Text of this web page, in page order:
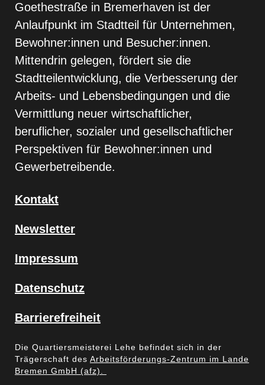
Goethestraße in Bremerhaven ist der
Anlaufpunkt im Stadtteil für Unternehmen,
Bewohner:innen und Besucher:innen.
Mittendrin gelegen, fördert sie die
Stadtteilentwicklung, die Verbesserung der
Arbeits- und Lebensbedingungen und die
Vermittlung neuer wirtschaftlicher,
beruflicher, sozialer und gesellschaftlicher
Perspektiven für Bewohner:innen und
Gewerbetreibende.
Kontakt
Newsletter
Impressum
Datenschutz
Barrierefreiheit
Die Quartiersmeisterei Lehe befindet sich in der
Trägerschaft des Arbeitsförderungs-Zentrum im Lande
Bremen GmbH (afz).